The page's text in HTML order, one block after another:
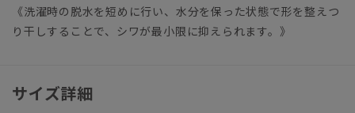
《洗濯時の脱水を短めに行い、水分を保った状態で形を整えつ
り干しすることで、シワが最小限に抑えられます。》
サイズ詳細